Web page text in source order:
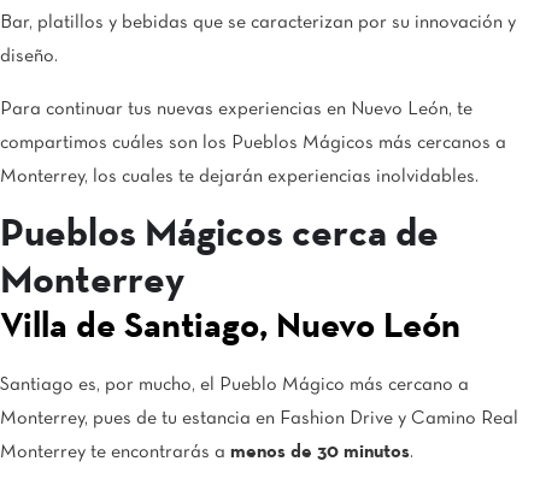
Bar, platillos y bebidas que se caracterizan por su innovación y
diseño.
Para continuar tus nuevas experiencias en Nuevo León, te
compartimos cuáles son los Pueblos Mágicos más cercanos a
Monterrey, los cuales te dejarán experiencias inolvidables.
Pueblos Mágicos cerca de
Monterrey
Villa de Santiago, Nuevo León
Santiago es, por mucho, el Pueblo Mágico más cercano a
Monterrey, pues de tu estancia en Fashion Drive y Camino Real
Monterrey te encontrarás a menos de 30 minutos.